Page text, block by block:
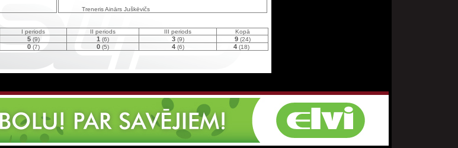
Treneris Ainārs Juškēvičs
I periods II periods III periods
Kopā
5(9) 1 (6) 3(9) 9(24)
0(7) 0 (5) 4(6) 4 (18)